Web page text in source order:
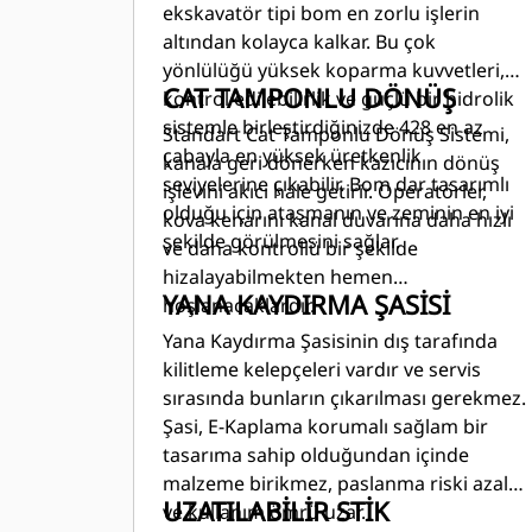
ekskavatör tipi bom en zorlu işlerin
altından kolayca kalkar. Bu çok
yönlülüğü yüksek koparma kuvvetleri,
kontrol edilebilirlik ve güçlü bir hidrolik
sistemle birleştirdiğinizde 428 en az
çabayla en yüksek üretkenlik
seviyelerine çıkabilir. Bom dar tasarımlı
olduğu için ataşmanın ve zeminin en iyi
şekilde görülmesini sağlar.
CAT TAMPONLU DÖNÜŞ
Standart Cat Tamponlu Dönüş Sistemi,
kanala geri dönerken kazıcının dönüş
işlevini akıcı hale getirir. Operatörler,
kova kenarını kanal duvarına daha hızlı
ve daha kontrollü bir şekilde
hizalayabilmekten hemen
hoşlanacaklardır.
YANA KAYDIRMA ŞASİSİ
Yana Kaydırma Şasisinin dış tarafında
kilitleme kelepçeleri vardır ve servis
sırasında bunların çıkarılması gerekmez.
Şasi, E-Kaplama korumalı sağlam bir
tasarıma sahip olduğundan içinde
malzeme birikmez, paslanma riski azalır
ve kullanım ömrü uzar.
UZATILABİLİR STİK